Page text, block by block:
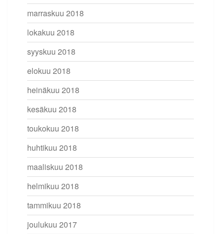
marraskuu 2018
lokakuu 2018
syyskuu 2018
elokuu 2018
heinäkuu 2018
kesäkuu 2018
toukokuu 2018
huhtikuu 2018
maaliskuu 2018
helmikuu 2018
tammikuu 2018
joulukuu 2017